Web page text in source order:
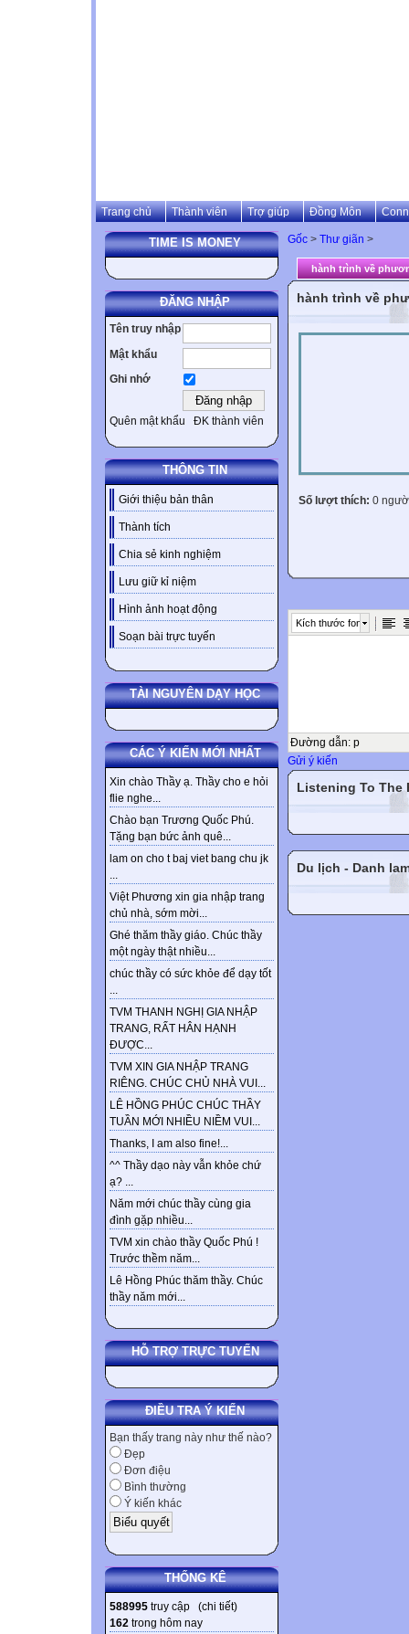
Trang chủ Thành viên Trợ giúp Đồng Môn
TIME IS MONEY
ĐĂNG NHẬP
Tên truy nhập
Mật khẩu
Ghi nhớ
Quên mật khẩu ĐK thành viên
THÔNG TIN
Giới thiệu bản thân
Thành tích
Chia sẻ kinh nghiệm
Lưu giữ kỉ niệm
Hình ảnh hoạt động
Soạn bài trực tuyến
TÀI NGUYÊN DẠY HỌC
CÁC Ý KIẾN MỚI NHẤT
Xin chào Thầy ạ. Thầy cho e hỏi
flie nghe...
Chào bạn Trương Quốc Phú.
Tặng bạn bức ảnh quê...
lam on cho t baj viet bang chu jk
...
Việt Phương xin gia nhập trang
chủ nhà, sớm mời...
Ghé thăm thầy giáo. Chúc thầy
một ngày thật nhiều...
chúc thầy có sức khỏe để dạy tốt
...
TVM THANH NGHỊ GIA NHẬP
TRANG, RẤT HÂN HẠNH
ĐƯỢC...
TVM XIN GIA NHẬP TRANG
RIÊNG. CHÚC CHỦ NHÀ VUI...
LÊ HỒNG PHÚC CHÚC THẦY
TUẦN MỚI NHIỀU NIỀM VUI...
Thanks, I am also fine!...
^^ Thầy dạo này vẫn khỏe chứ
ạ? ...
Năm mới chúc thầy cùng gia
đình gặp nhiều...
TVM xin chào thầy Quốc Phú !
Trước thềm năm...
Lê Hồng Phúc thăm thầy. Chúc
thầy năm mới...
HỖ TRỢ TRỰC TUYẾN
ĐIỀU TRA Ý KIẾN
Bạn thấy trang này như thế nào?
Đẹp
Đơn điệu
Bình thường
Ý kiến khác
THỐNG KÊ
588995 truy cập (chi tiết)
162 trong hôm nay
Gốc > Thư giãn >
hành trình về
hành trình về
Số lượt thích: 0
Kích thước font
Đường dẫn: p
Gửi ý kiến
Listening To The
Du lịch - Danh